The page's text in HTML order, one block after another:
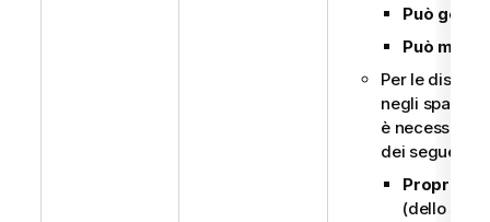
Può
Può
Per le
negli spazi
è necessario
dei seguenti
(dello